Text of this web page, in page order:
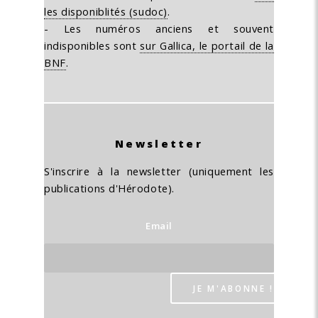
les disponiblités (sudoc).
- Les numéros anciens et souvent
indisponibles sontsur Gallica, le portail de la
BNF.
Newsletter
S'inscrire à la newsletter (uniquement les
publications d'Hérodote).
Email